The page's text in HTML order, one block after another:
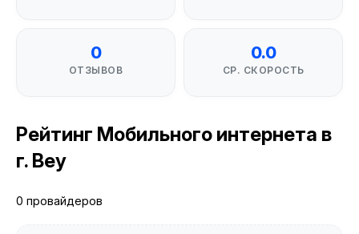
0
ОТЗЫВОВ
0.0
СР. СКОРОСТЬ
Рейтинг Мобильного интернета в
г. Bey
0 провайдеров